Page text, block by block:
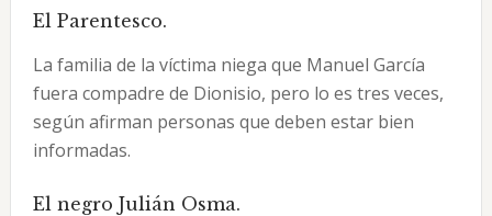
El Parentesco.
La familia de la víctima niega que Manuel García
fuera compadre de Dionisio, pero lo es tres veces,
según afirman personas que deben estar bien
informadas.
El negro Julián Osma.